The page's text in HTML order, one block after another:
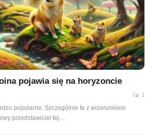
pojawia się na horyzoncie
1
popularne. Szczególnie te z wizerunkiem
przedstawiciel tej…